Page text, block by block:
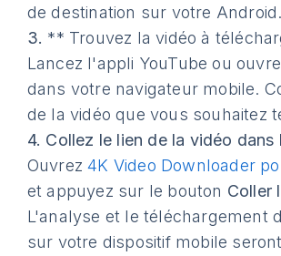
de destination sur votre Android.
3. ** Trouvez la vidéo à
Lancez l'appli YouTube ou
dans votre navigateur mobile.
de la vidéo que vous souhaitez
4. Collez le lien de la vidéo dans
Ouvrez4K Video Downloader
et appuyez sur le bouton Coller
L'analyse et le téléchargement
sur votre dispositif mobile